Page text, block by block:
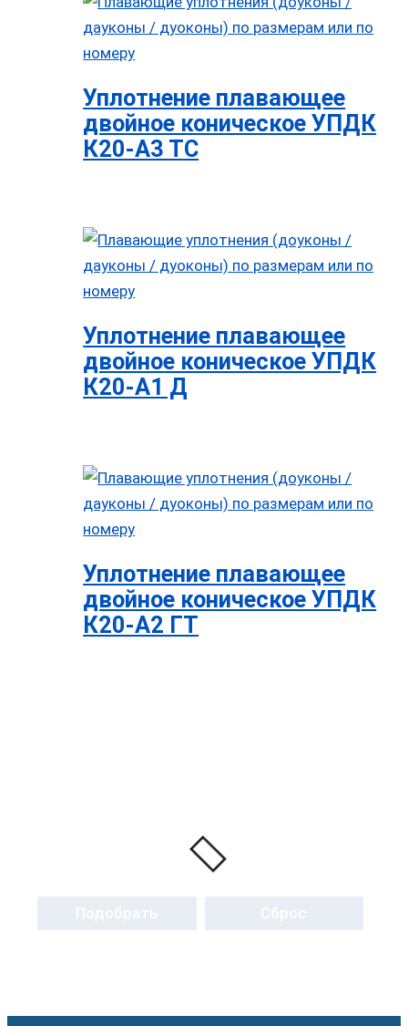
Уплотнение плавающее
двойное коническое УПДК
К20-А3 ТС
Уплотнение плавающее
двойное коническое УПДК
К20-А1 Д
Уплотнение плавающее
двойное коническое УПДК
К20-А2 ГТ